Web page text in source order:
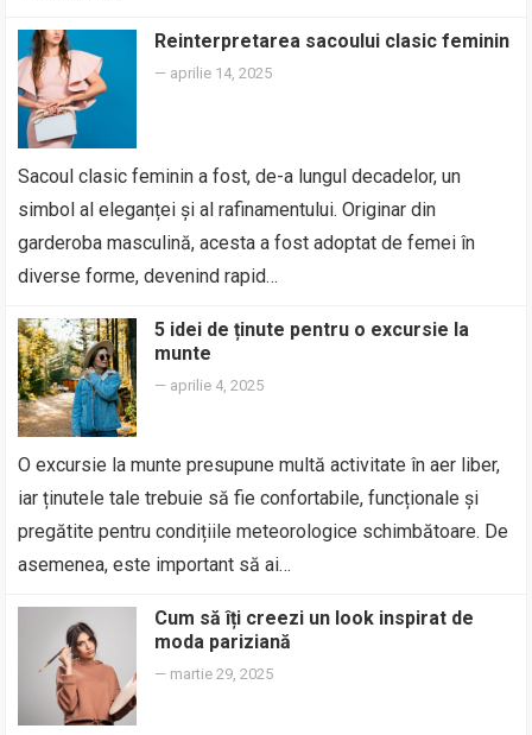
Reinterpretarea sacoului clasic feminin
— aprilie 14, 2025
Sacoul clasic feminin a fost, de-a lungul decadelor, un
simbol al eleganței și al rafinamentului. Originar din
garderoba masculină, acesta a fost adoptat de femei în
diverse forme, devenind rapid…
5 idei de ținute pentru o excursie la
munte
— aprilie 4, 2025
O excursie la munte presupune multă activitate în aer liber,
iar ținutele tale trebuie să fie confortabile, funcționale și
pregătite pentru condițiile meteorologice schimbătoare. De
asemenea, este important să ai…
Cum să îți creezi un look inspirat de
moda pariziană
— martie 29, 2025